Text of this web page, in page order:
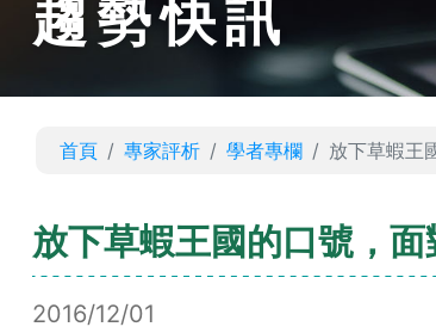
趨勢快訊
首頁 專家評析 學者專欄 放下草蝦王
放下草蝦王國的口號，
2016/12/01